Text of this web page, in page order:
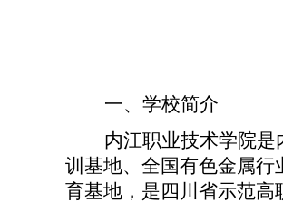
一、学校简介
内江职业技术学院是
训基地、全国有色金属
育基地 ，是四川省示范高